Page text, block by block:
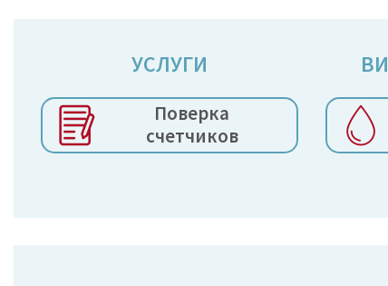
УСЛУГИ
Поверка
счетчиков